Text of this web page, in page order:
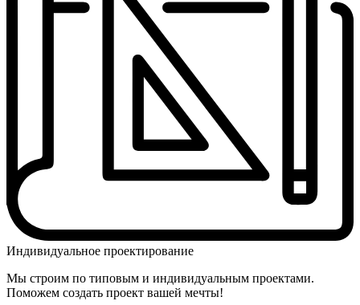
Индивидуальное проектирование
Мы строим по типовым и индивидуальным проектами.
Поможем создать проект вашей мечты!